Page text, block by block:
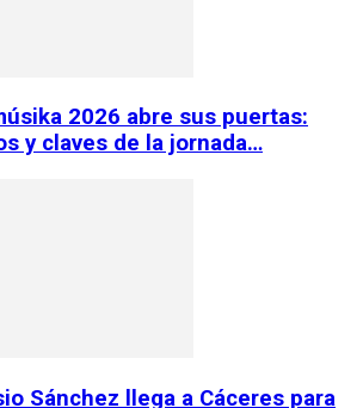
2026 abre sus puertas:
y claves de la jornada…
Sánchez llega a Cáceres para